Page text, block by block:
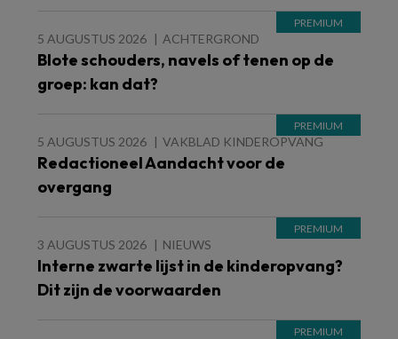
5 AUGUSTUS 2026 ACHTERGROND
Blote schouders, navels of tenen op de
groep: kan dat?
5 AUGUSTUS 2026 VAKBLAD KINDEROPVANG
Redactioneel Aandacht voor de
overgang
3 AUGUSTUS 2026 NIEUWS
Interne zwarte lijst in de kinderopvang?
Dit zijn de voorwaarden